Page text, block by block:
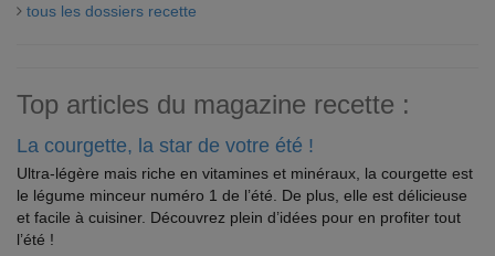
tous les dossiers recette
Top articles du magazine recette :
La courgette, la star de votre été !
Ultra-légère mais riche en vitamines et minéraux, la courgette est
le légume minceur numéro 1 de l’été. De plus, elle est délicieuse
et facile à cuisiner. Découvrez plein d’idées pour en profiter tout
l’été !